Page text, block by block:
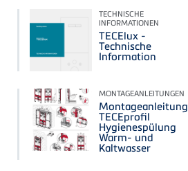
TECHNISCHE
INFORMATIONEN
TECElux -
Technische
Information
MONTAGEANLEITUNGEN
Montageanleitung
TECEprofil
Hygienespülung
Warm- und
Kaltwasser